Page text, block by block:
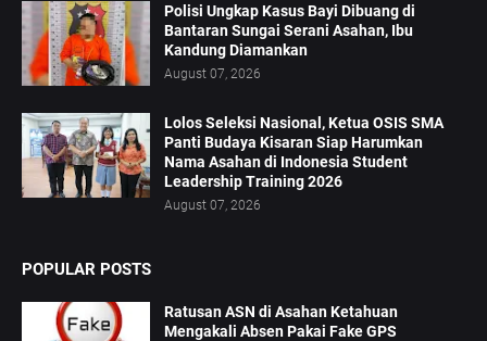
Polisi Ungkap Kasus Bayi Dibuang di
Bantaran Sungai Serani Asahan, Ibu
Kandung Diamankan
August 07, 2026
Lolos Seleksi Nasional, Ketua OSIS SMA
Panti Budaya Kisaran Siap Harumkan
Nama Asahan di Indonesia Student
Leadership Training 2026
August 07, 2026
POPULAR POSTS
Ratusan ASN di Asahan Ketahuan
Mengakali Absen Pakai Fake GPS